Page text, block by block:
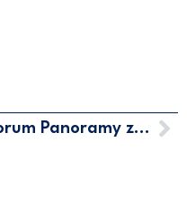
Forum Panoramy z dnia 9 listopada 2016 r.